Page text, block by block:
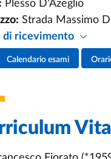
Plesso D'Azeglio
Strada Massimo
di ricevimento
del
Calendario esami